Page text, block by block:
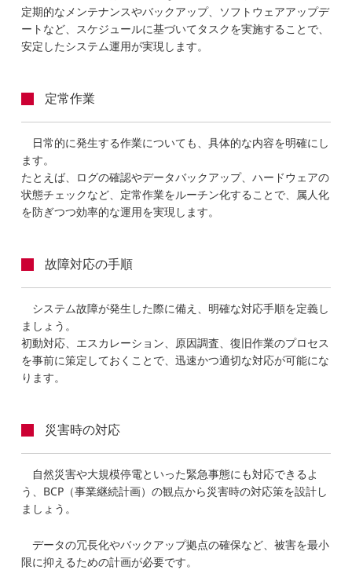
定期的なメンテナンスやバックアップ、ソフトウェアアップデ
ートなど、スケジュールに基づいてタスクを実施することで、
安定したシステム運用が実現します。
定常作業
日常的に発生する作業についても、具体的な内容を明確にし
ます。
たとえば、ログの確認やデータバックアップ、ハードウェアの
状態チェックなど、定常作業をルーチン化することで、属人化
を防ぎつつ効率的な運用を実現します。
故障対応の手順
システム故障が発生した際に備え、明確な対応手順を定義し
ましょう。
初動対応、エスカレーション、原因調査、復旧作業のプロセス
を事前に策定しておくことで、迅速かつ適切な対応が可能にな
ります。
災害時の対応
自然災害や大規模停電といった緊急事態にも対応できるよ
う、BCP（事業継続計画）の観点から災害時の対応策を設計し
ましょう。
データの冗長化やバックアップ拠点の確保など、被害を最小
限に抑えるための計画が必要です。